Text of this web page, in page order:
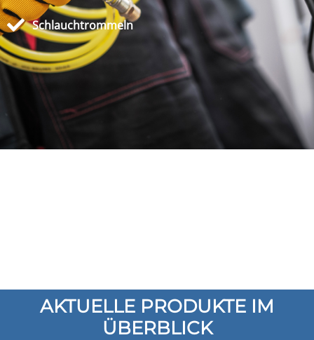
Schlauchtrommeln
AKTUELLE PRODUKTE IM
ÜBERBLICK